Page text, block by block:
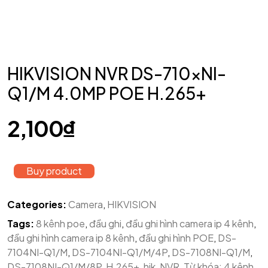
HIKVISION NVR DS-710xNI-
Q1/M 4.0MP POE H.265+
2,100₫
Buy product
Categories:Camera, HIKVISION
Tags:8 kênh poe, đầu ghi, đầu ghi hình camera ip 4 kênh,
đầu ghi hình camera ip 8 kênh, đầu ghi hình POE, DS-
7104NI-Q1/M, DS-7104NI-Q1/M/4P, DS-7108NI-Q1/M,